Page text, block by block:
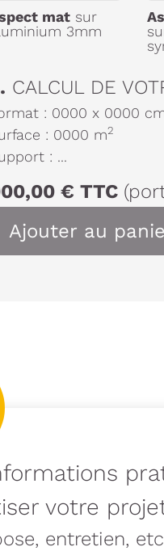
mat sur
3mm
CALCUL DE
: 0000 x 0000
: 0000 m2
: ...
€ TTC
Ajouter au
votre
entretien, etc